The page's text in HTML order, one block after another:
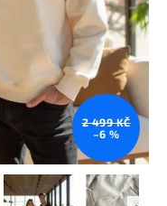
2 499 KČ
–6 %